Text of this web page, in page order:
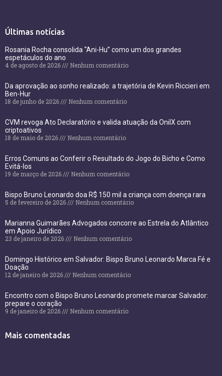
Últimas notícias
Rosania Rocha consolida “Ani-Hu” como um dos grandes
espetáculos do ano
4 de agosto de 2026
Nenhum comentário
Da aprovação ao sonho realizado: a trajetória de Kevin Riccieri em
Ben-Hur
18 de junho de 2026
Nenhum comentário
CVM revoga Ato Declaratório e valida atuação da OnilX com
criptoativos
18 de maio de 2026
Nenhum comentário
Erros Comuns ao Conferir o Resultado do Jogo do Bicho e Como
Evitá-los
19 de março de 2026
Nenhum comentário
Bispo Bruno Leonardo doa R$ 150 mil a criança com doença rara
5 de fevereiro de 2026
Nenhum comentário
Marianna Guimarães Advogados concorre ao Estrela do Atlântico
em Apoio Jurídico
23 de janeiro de 2026
Nenhum comentário
Domingo Histórico em Salvador: Bispo Bruno Leonardo Marca Fé e
Doação
12 de janeiro de 2026
Nenhum comentário
Encontro com o Bispo Bruno Leonardo promete marcar Salvador:
prepare o coração
9 de janeiro de 2026
Nenhum comentário
Mais comentadas